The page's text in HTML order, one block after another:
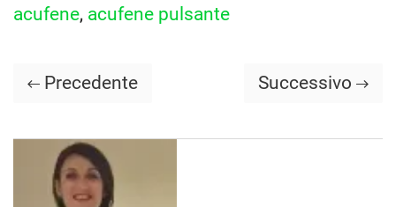
acufene, acufene pulsante
Precedente Successivo